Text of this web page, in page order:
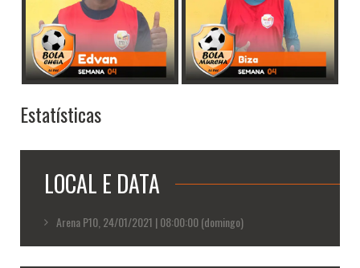
Estatísticas
LOCAL E DATA
Arena P10, 24/01/2021 | 08:00:00 (domingo)